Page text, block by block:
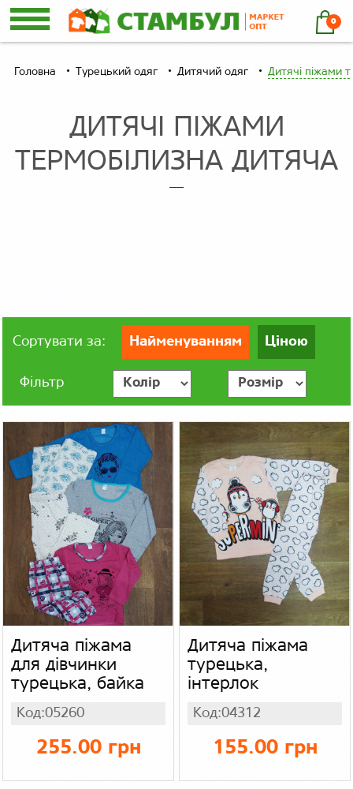
0
Головна Турецький одяг Дитячий одяг Дитячі піжами
ДИТЯЧІ ПІЖАМИ
ТЕРМОБІЛИЗНА ДИТЯЧА
Сортувати за: Найменуванням Ціною
Фільтр
Дитяча піжама
для дівчинки
турецька, байка
Код:05260
255.00 грн
Дитяча піжама
турецька,
інтерлок
Код:04312
155.00 грн